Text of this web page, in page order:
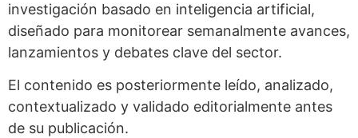
investigación basado en inteligencia artificial,
diseñado para monitorear semanalmente avances,
lanzamientos y debates clave del sector.
El contenido es posteriormente leído, analizado,
contextualizado y validado editorialmente antes
de su publicación.